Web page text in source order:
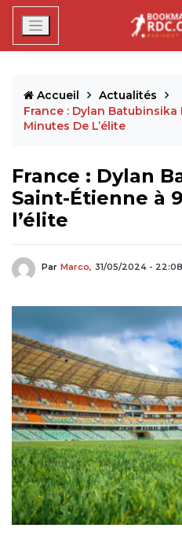
Accueil
Actualités
France : Dylan
Minutes De L’élite
France : Dylan
Saint-Étienne à
l’élite
Par Marco, 31/05/2024 - 22:08